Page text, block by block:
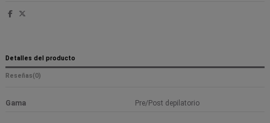
Detalles del producto
Reseñas(0)
Gama Pre/Post depilatorio